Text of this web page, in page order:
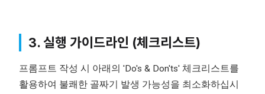
3. 실행 가이드라인 (체크리스트)
프롬프트 작성 시 아래의 'Do's & Don'ts' 체크리스트를
활용하여 불쾌한 골짜기 발생 가능성을 최소화하십시